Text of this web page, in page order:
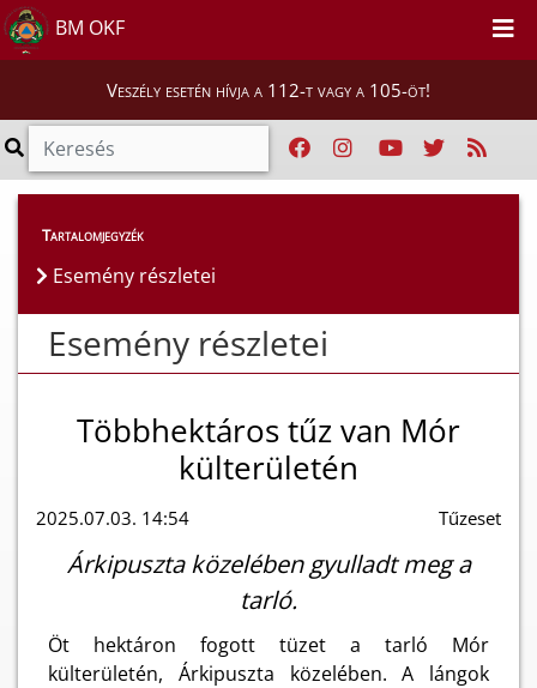
BM OKF
Veszély esetén hívja a 112-t vagy a 105-öt!
Esemény részletei
Tartalomjegyzék
Esemény részletei
Esemény részletei
Többhektáros tűz van Mór
külterületén
2025.07.03. 14:54 Tűzeset
Árkipuszta közelében gyulladt meg a
tarló.
Öt hektáron fogott tüzet a tarló Mór
külterületén, Árkipuszta közelében. A lángok